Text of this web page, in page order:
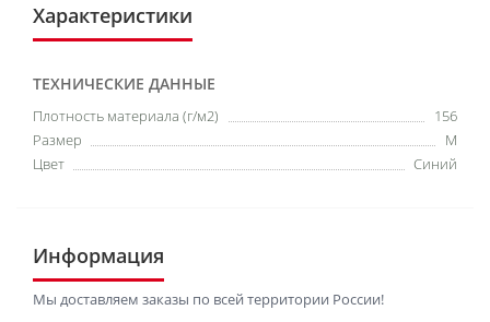
Характеристики
ТЕХНИЧЕСКИЕ ДАННЫЕ
Плотность материала (г/м2)
156
Размер
M
Цвет
Синий
Информация
Мы доставляем заказы по всей территории России!